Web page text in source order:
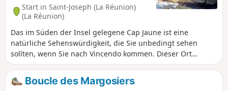
Start in Saint-Joseph (La Réunion)
(La Réunion)
Das im Süden der Insel gelegene Cap Jaune ist eine
natürliche Sehenswürdigkeit, die Sie unbedingt sehen
sollten, wenn Sie nach Vincendo kommen. Dieser Ort
verdankt seinen Namen seiner gelben Farbe! Der Weg
verläuft entlang der Küste und bietet daher herrliche
Ausblicke! Außerdem durchquert er Landschaften, die für
Boucle des Margosiers